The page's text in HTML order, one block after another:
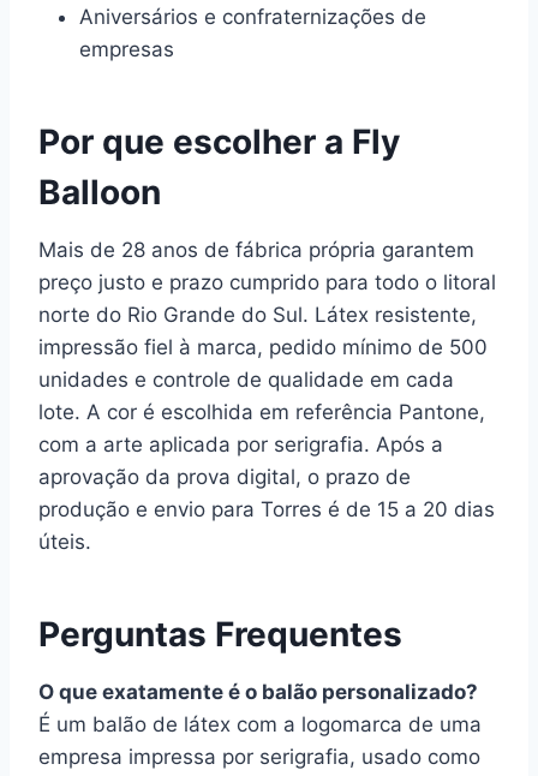
Aniversários e confraternizações de
empresas
Por que escolher a Fly
Balloon
Mais de 28 anos de fábrica própria garantem
preço justo e prazo cumprido para todo o litoral
norte do Rio Grande do Sul. Látex resistente,
impressão fiel à marca, pedido mínimo de 500
unidades e controle de qualidade em cada
lote. A cor é escolhida em referência Pantone,
com a arte aplicada por serigrafia. Após a
aprovação da prova digital, o prazo de
produção e envio para Torres é de 15 a 20 dias
úteis.
Perguntas Frequentes
O que exatamente é o balão personalizado?
É um balão de látex com a logomarca de uma
empresa impressa por serigrafia, usado como